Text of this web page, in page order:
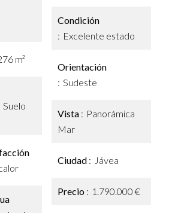
m²
Suelo
Condición
Excelente estado
Orientación
Sudeste
Vista
Panorámica
Mar
Ciudad Jávea
Precio 1.790.000 €